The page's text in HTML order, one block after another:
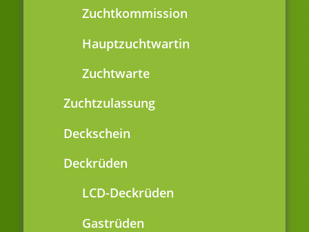
Zuchtkommission
Hauptzuchtwartin
Zuchtwarte
Zuchtzulassung
Deckschein
Deckrüden
LCD-Deckrüden
Gastrüden